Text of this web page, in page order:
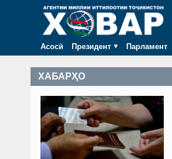
Асосӣ Президент Парламент
ХАБАРҲО